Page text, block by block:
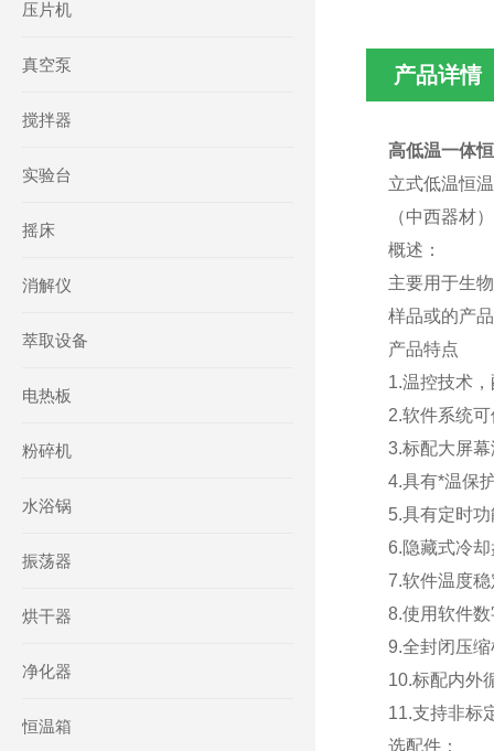
压片机
真空泵
搅拌器
实验台
摇床
消解仪
萃取设备
电热板
粉碎机
水浴锅
振荡器
烘干器
净化器
恒温箱
产品详情
高低温一体
立式低温恒
（中西器材
概述：
主要用于生
样品或的产
产品特点
1.温控技术
2.软件系统
3.标配大屏
4.具有*温保
5.具有定时
6.隐藏式冷
7.软件温度
8.使用软件
9.全封闭压
10.标配内外
11.支持非标
选配件：